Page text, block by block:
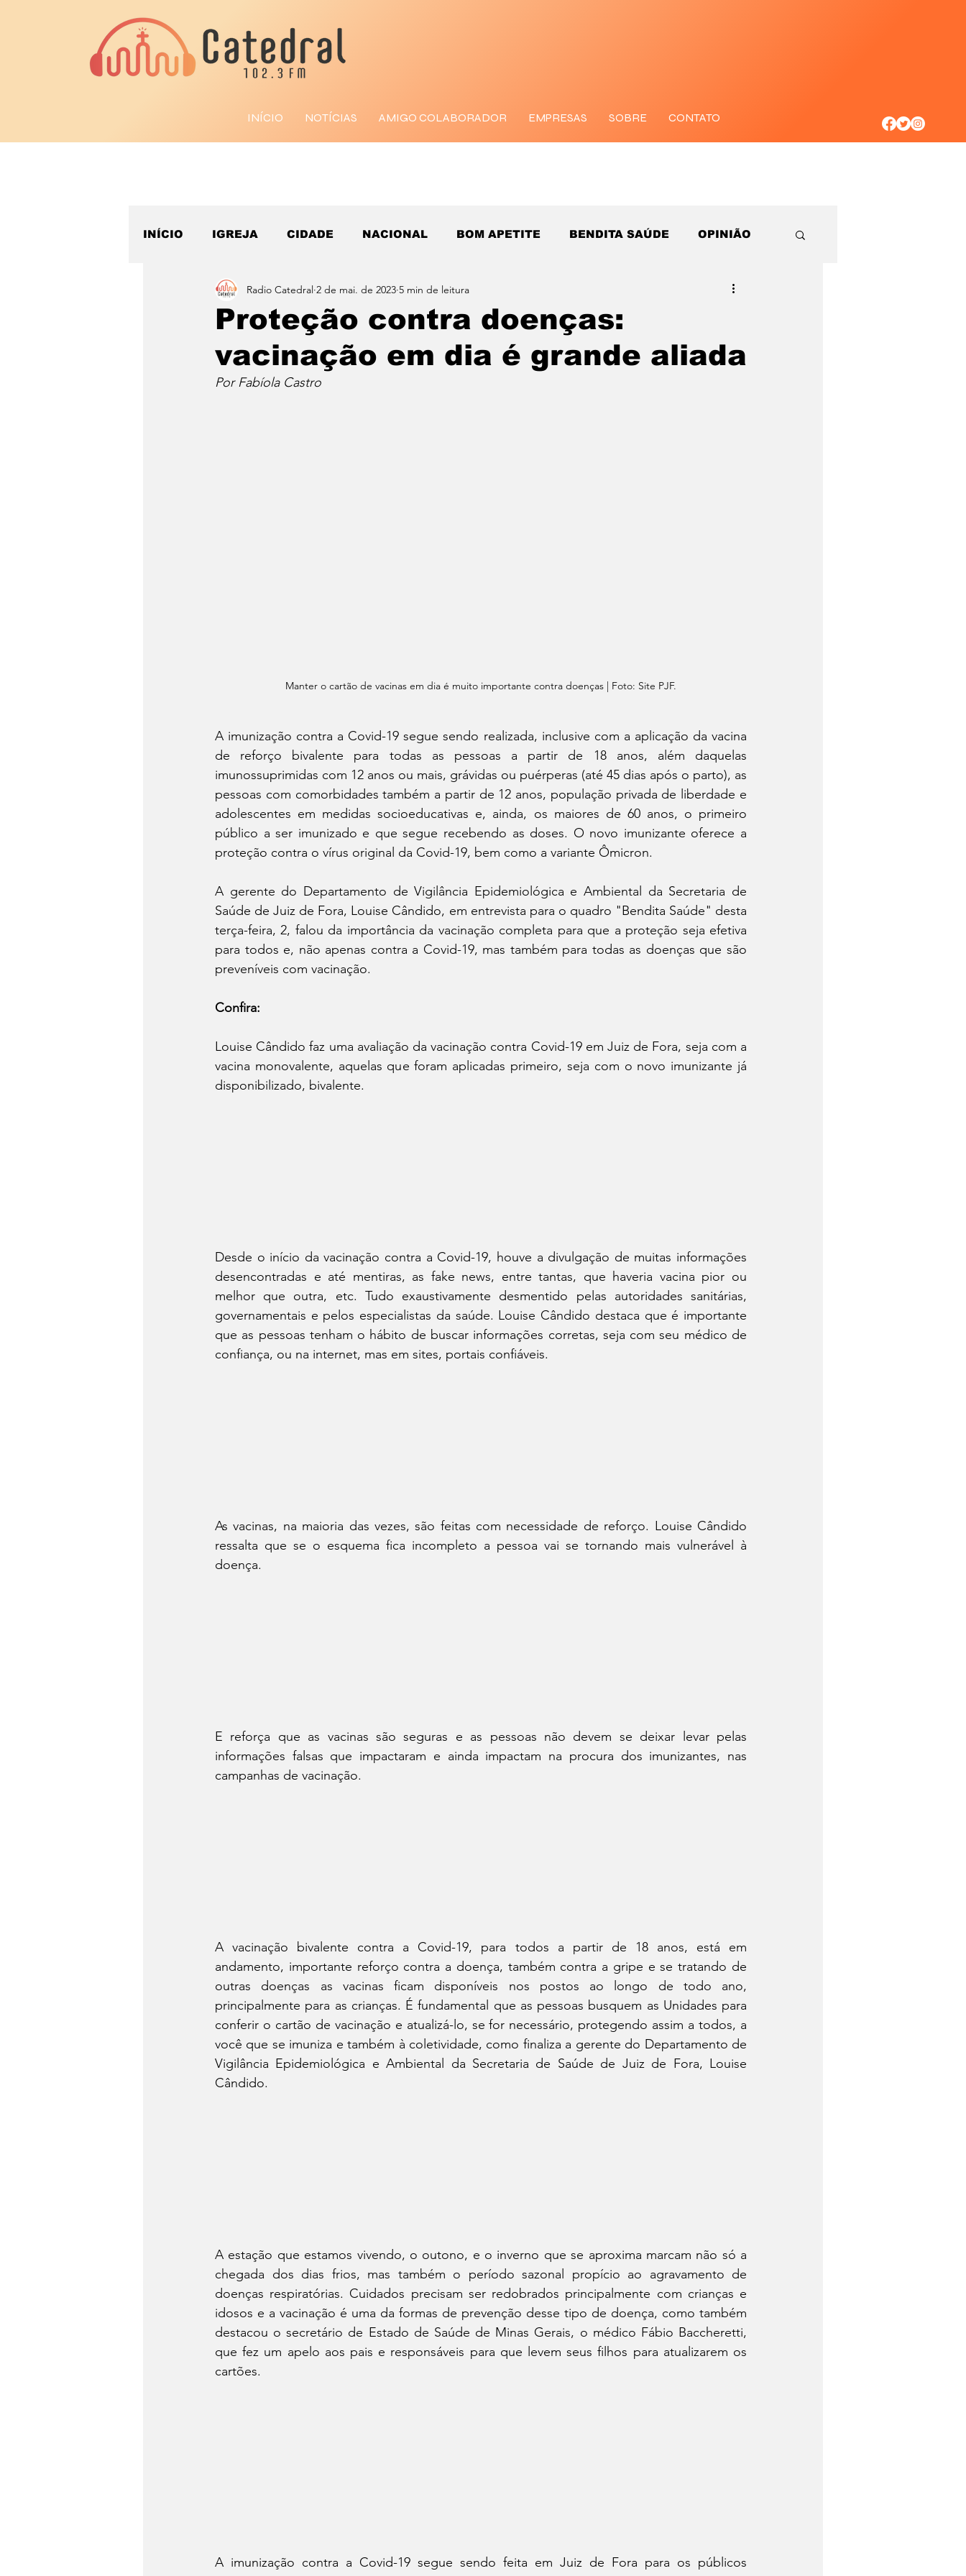
INÍCIO NOTÍCIAS AMIGO COLABORADOR EMPRESAS SOBRE CONTATO
INÍCIO IGREJA CIDADE NACIONAL BOM APETITE BENDITA SAÚDE OPINIÃO
ESPORTE
Proteção contra doenças:
vacinação em dia é grande aliada
Radio Catedral 2 de mai. de 2023 5 min de leitura
Por Fabíola Castro
Manter o cartão de vacinas em dia é muito importante contra doenças | Foto: Site PJF.
A imunização contra a Covid-19 segue sendo realizada, inclusive com a aplicação da vacina
de reforço bivalente para todas as pessoas a partir de 18 anos, além daquelas
imunossuprimidas com 12 anos ou mais, grávidas ou puérperas (até 45 dias após o parto), as
pessoas com comorbidades também a partir de 12 anos, população privada de liberdade e
adolescentes em medidas socioeducativas e, ainda, os maiores de 60 anos, o primeiro
público a ser imunizado e que segue recebendo as doses. O novo imunizante oferece a
proteção contra o vírus original da Covid-19, bem como a variante Ômicron.
A gerente do Departamento de Vigilância Epidemiológica e Ambiental da Secretaria de
Saúde de Juiz de Fora, Louise Cândido, em entrevista para o quadro "Bendita Saúde" desta
terça-feira, 2, falou da importância da vacinação completa para que a proteção seja efetiva
para todos e, não apenas contra a Covid-19, mas também para todas as doenças que são
preveníveis com vacinação.
Confira:
Louise Cândido faz uma avaliação da vacinação contra Covid-19 em Juiz de Fora, seja com a
vacina monovalente, aquelas que foram aplicadas primeiro, seja com o novo imunizante já
disponibilizado, bivalente.
Desde o início da vacinação contra a Covid-19, houve a divulgação de muitas informações
desencontradas e até mentiras, as fake news, entre tantas, que haveria vacina pior ou
melhor que outra, etc. Tudo exaustivamente desmentido pelas autoridades sanitárias,
governamentais e pelos especialistas da saúde. Louise Cândido destaca que é importante
que as pessoas tenham o hábito de buscar informações corretas, seja com seu médico de
confiança, ou na internet, mas em sites, portais confiáveis.
As vacinas, na maioria das vezes, são feitas com necessidade de reforço. Louise Cândido
ressalta que se o esquema fica incompleto a pessoa vai se tornando mais vulnerável à
doença.
E reforça que as vacinas são seguras e as pessoas não devem se deixar levar pelas
informações falsas que impactaram e ainda impactam na procura dos imunizantes, nas
campanhas de vacinação.
A vacinação bivalente contra a Covid-19, para todos a partir de 18 anos, está em
andamento, importante reforço contra a doença, também contra a gripe e se tratando de
outras doenças as vacinas ficam disponíveis nos postos ao longo de todo ano,
principalmente para as crianças. É fundamental que as pessoas busquem as Unidades para
conferir o cartão de vacinação e atualizá-lo, se for necessário, protegendo assim a todos, a
você que se imuniza e também à coletividade, como finaliza a gerente do Departamento de
Vigilância Epidemiológica e Ambiental da Secretaria de Saúde de Juiz de Fora, Louise
Cândido.
A estação que estamos vivendo, o outono, e o inverno que se aproxima marcam não só a
chegada dos dias frios, mas também o período sazonal propício ao agravamento de
doenças respiratórias. Cuidados precisam ser redobrados principalmente com crianças e
idosos e a vacinação é uma da formas de prevenção desse tipo de doença, como também
destacou o secretário de Estado de Saúde de Minas Gerais, o médico Fábio Baccheretti,
que fez um apelo aos pais e responsáveis para que levem seus filhos para atualizarem os
cartões.
A imunização contra a Covid-19 segue sendo feita em Juiz de Fora para os públicos